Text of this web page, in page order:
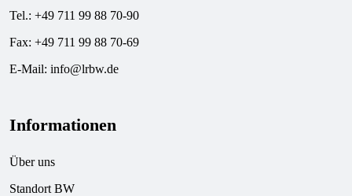
Tel.: +49 711 99 88 70-90
Fax: +49 711 99 88 70-69
E-Mail: info@lrbw.de
Informationen
Über uns
Standort BW